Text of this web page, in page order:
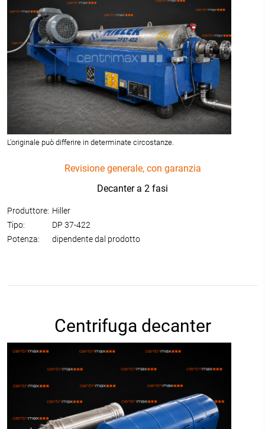
L'originale può differire in determinate circostanze.
Revisione generale, con garanzia
Decanter a 2 fasi
Produttore: Hiller
Tipo:
DP 37-422
Potenza:
dipendente dal prodotto
Centrifuga decanter